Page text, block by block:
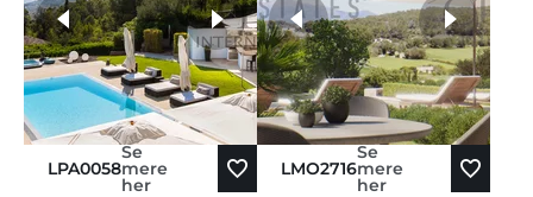
LPA0058
Se
mere
her
flere fotos
LMO2716
Se
mere
her